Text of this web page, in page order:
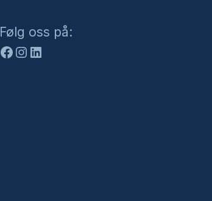
Følg oss på:
Facebook
Instagram
LinkedIn